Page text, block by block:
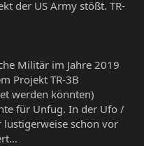
der US Army stößt. TR-
Militär im Jahre 2019
Projekt TR-3B
werden könnten)
für Unfug. In der Ufo /
lustigerweise schon vor